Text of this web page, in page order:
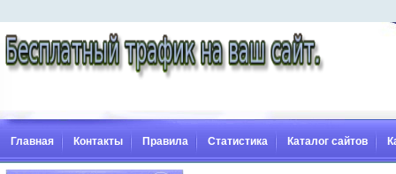
Главная Контакты Правила Статистика Каталог сайтов